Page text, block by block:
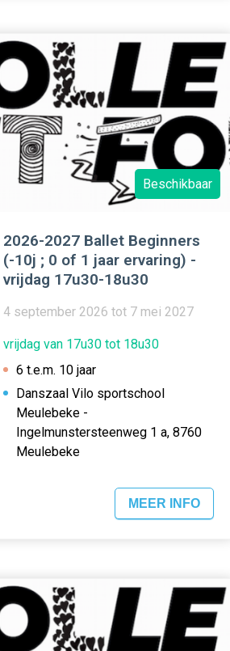
Beschikbaar
2026-2027 Ballet Beginners
(-10j ; 0 of 1 jaar ervaring) -
vrijdag 17u30-18u30
4 september 2026 tot 7 mei 2027
vrijdag van 17u30 tot 18u30
6 t.e.m. 10 jaar
Danszaal Vilo sportschool
Meulebeke -
Ingelmunstersteenweg 1 a, 8760
Meulebeke
MEER INFO